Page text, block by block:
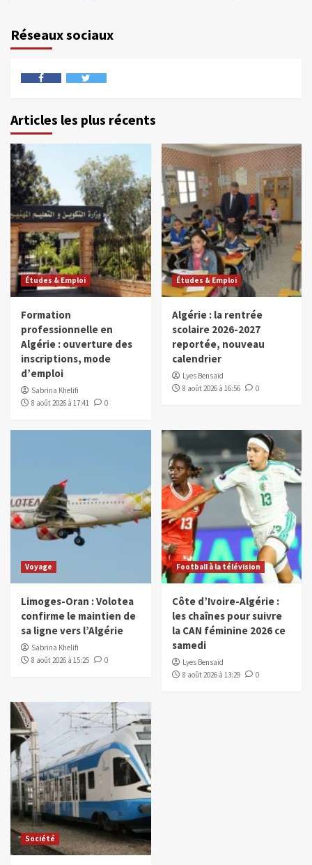
Réseaux sociaux
Articles les plus récents
Études & Emploi
Formation
professionnelle en
Algérie : ouverture des
inscriptions, mode
d’emploi
Sabrina Khelifi
8 août 2026 à 17:41
0
Études & Emploi
Algérie : la rentrée
scolaire 2026-2027
reportée, nouveau
calendrier
Lyes Bensaïd
8 août 2026 à 16:56
0
Voyage
Limoges-Oran : Volotea
confirme le maintien de
sa ligne vers l’Algérie
Sabrina Khelifi
8 août 2026 à 15:25
0
Football à la télévision
Côte d’Ivoire-Algérie :
les chaînes pour suivre
la CAN féminine 2026 ce
samedi
Lyes Bensaïd
8 août 2026 à 13:29
0
Société